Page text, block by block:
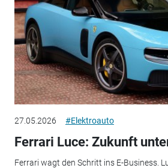
27.05.2026 #Elektroauto
Ferrari Luce: Zukunft
Ferrari wagt den Schritt ins E-Business.